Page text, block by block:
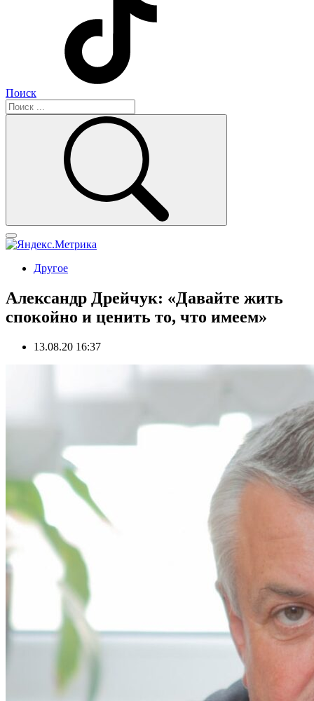
Поиск
Другое
Александр Дрейчук: «Давайте жить
спокойно и ценить то, что имеем»
13.08.20 16:37